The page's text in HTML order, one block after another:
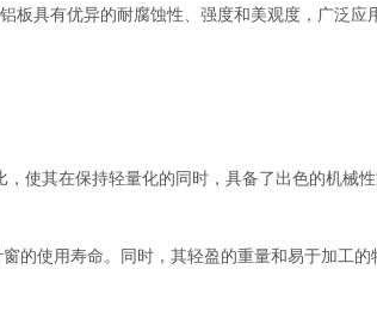
具有优异的耐腐蚀性、强度和美观度，广泛应
使其在保持轻量化的同时，具备了出色的机械
的使用寿命。同时，其轻盈的重量和易于加工的